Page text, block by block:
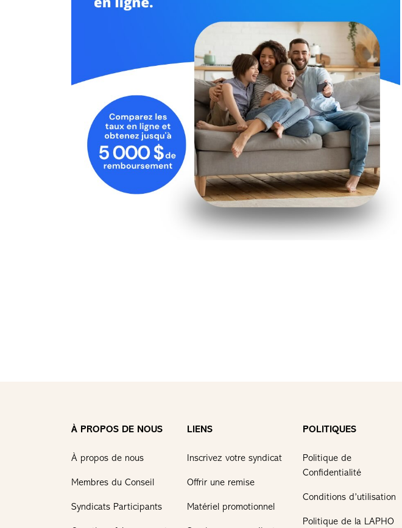
À PROPOS DE NOUS
À propos de nous
Membres du Conseil
Syndicats Participants
LIENS
Inscrivez votre syndicat
Offrir une remise
Matériel promotionnel
POLITIQUES
Politique de
Confidentialité
Conditions d’utilisation
Politique de la LAPHO